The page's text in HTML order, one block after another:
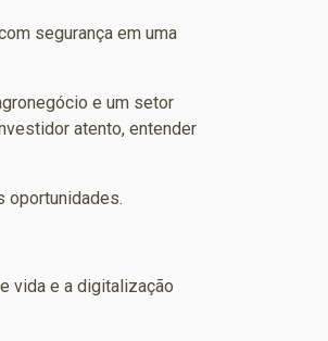
segurança em uma
e um setor
atento, entender
oportunidades.
vida e a digitalização